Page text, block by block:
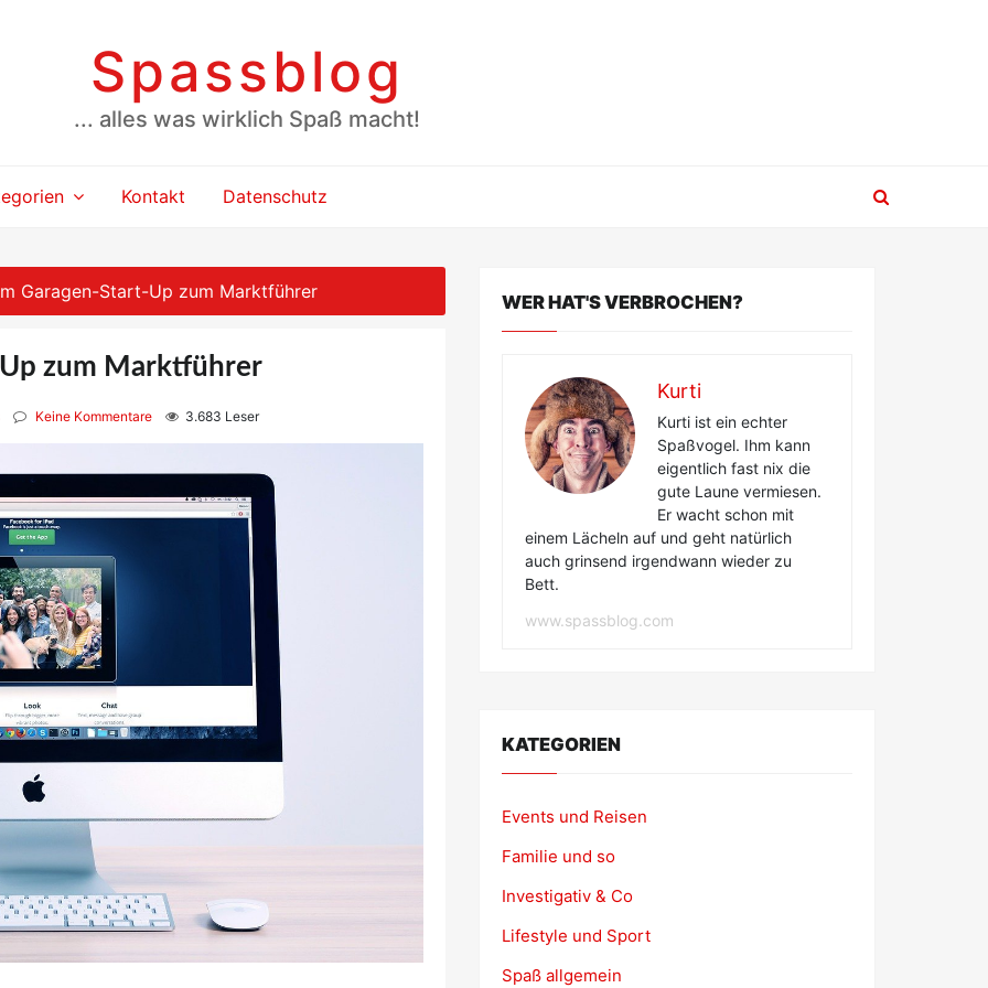
Spassblog
... alles was wirklich Spaß macht!
Kontakt Datenschutz
Garagen-Start-Up zum Marktführer
zum Marktführer
Keine Kommentare 3.683 Leser
WER HAT'S VERBROCHEN?
Kurti
Kurti ist ein echter
Spaßvogel. Ihm kann
eigentlich fast nix die
gute Laune vermiesen.
Er wacht schon mit
einem Lächeln auf und geht natürlich
auch grinsend irgendwann wieder zu
Bett.
www.spassblog.com
KATEGORIEN
Events und Reisen
Familie und so
Investigativ & Co
Lifestyle und Sport
Spaß allgemein